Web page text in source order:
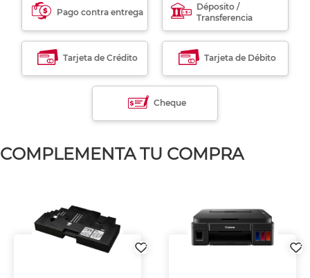
Pago contra entrega
Déposito /
Transferencia
Tarjeta de Crédito Tarjeta de Débito
Cheque
COMPLEMENTA TU COMPRA